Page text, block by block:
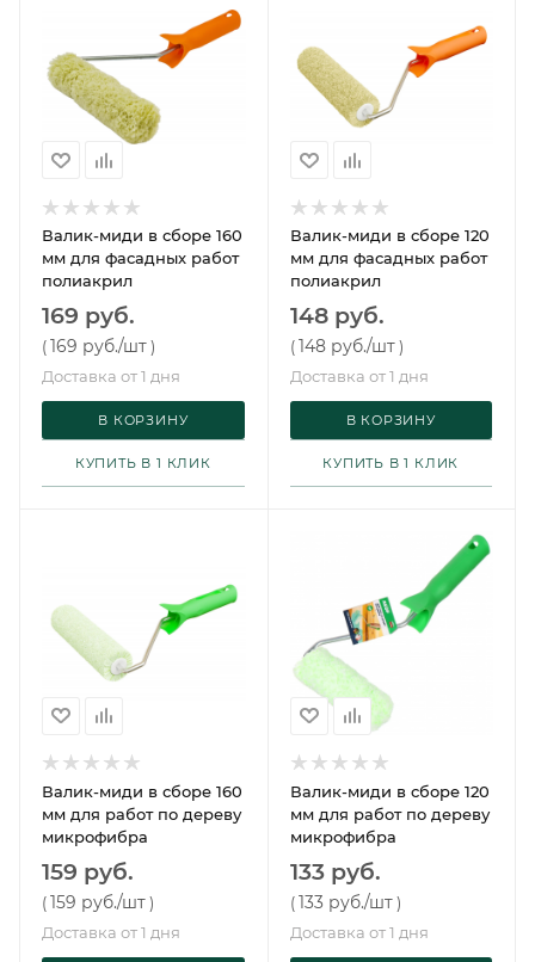
Валик-миди в сборе 160
мм для фасадных работ
полиакрил
169 руб.
(169 руб./шт)
Доставка от 1 дня
В КОРЗИНУ
КУПИТЬ В 1 КЛИК
Валик-миди в сборе 120
мм для фасадных работ
полиакрил
148 руб.
(148 руб./шт )
Доставка от 1 дня
В КОРЗИНУ
КУПИТЬ В 1 КЛИК
Валик-миди в сборе 160
мм для работ по дереву
микрофибра
159 руб.
(159 руб./шт)
Доставка от 1 дня
Валик-миди в сборе 120
мм для работ по дереву
микрофибра
133 руб.
(133 руб./шт )
Доставка от 1 дня